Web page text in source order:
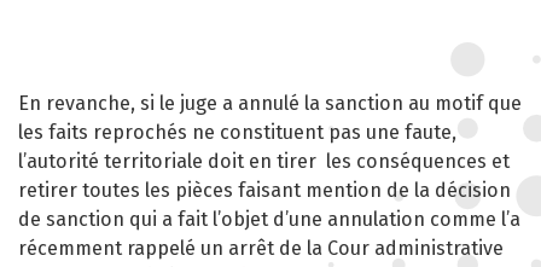
LIENS UTILES
CONTACT
En revanche, si le juge a annulé la sanction au motif que
les faits reprochés ne constituent pas une faute,
l’autorité territoriale doit en tirer les conséquences et
retirer toutes les pièces faisant mention de la décision
de sanction qui a fait l’objet d’une annulation comme l’a
récemment rappelé un arrêt de la Cour administrative